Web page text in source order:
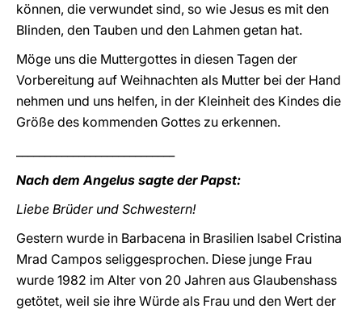
können, die verwundet sind, so wie Jesus es mit den
Blinden, den Tauben und den Lahmen getan hat.
Möge uns die Muttergottes in diesen Tagen der
Vorbereitung auf Weihnachten als Mutter bei der Hand
nehmen und uns helfen, in der Kleinheit des Kindes die
Größe des kommenden Gottes zu erkennen.
Nach dem Angelus sagte der Papst:
Liebe Brüder und Schwestern!
Gestern wurde in Barbacena in Brasilien Isabel Cristina
Mrad Campos seliggesprochen. Diese junge Frau
wurde 1982 im Alter von 20 Jahren aus Glaubenshass
getötet, weil sie ihre Würde als Frau und den Wert der